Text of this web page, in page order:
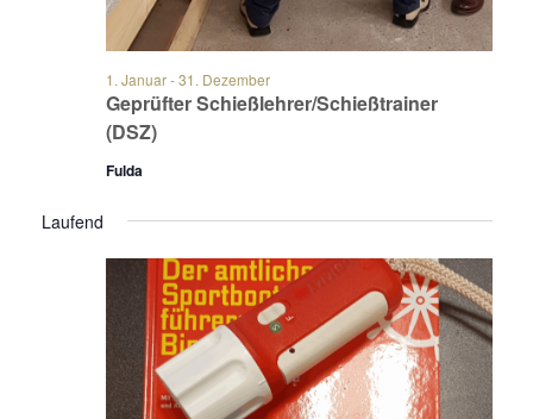
Geprüfter Schießlehrer/Schießtrainer
(DSZ)
1. Januar-31. Dezember
Fulda
Laufend